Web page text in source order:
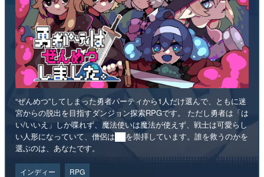
“ぜんめつ”してしまった勇者パーティから1人だけ選んで、ともに迷
宮からの脱出を目指すダンジョン探索RPGです。 ただし勇者は「は
い/いいえ」しか喋れず、魔法使いは魔法が使えず、戦士は可愛らし
い人形になっていて、僧侶は██を崇拝しています。誰を救うのかを
選ぶのは、あなたです。
インディー RPG